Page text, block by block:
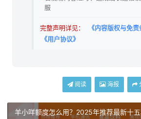
服
完整声明详见：
《内容版权与免责
《用户协议》
阅读 海报
羊小咩额度怎么用？2025年推荐最新十